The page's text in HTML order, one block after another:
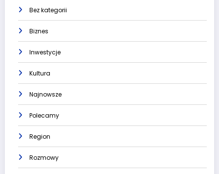
Bez kategorii
Biznes
Inwestycje
Kultura
Najnowsze
Polecamy
Region
Rozmowy